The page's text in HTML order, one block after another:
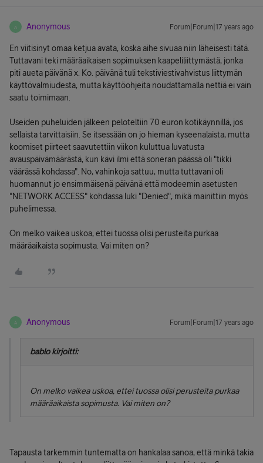
A Anonymous Forum|Forum|17 years ago
En viitisinyt omaa ketjua avata, koska aihe sivuaa niin läheisesti tätä.
Tuttavani teki määräaikaisen sopimuksen kaapeliliittymästä, jonka
piti aueta päivänä x. Ko. päivänä tuli tekstiviestivahvistus liittymän
käyttövalmiudesta, mutta käyttöohjeita noudattamalla nettiä ei vain
saatu toimimaan.
Useiden puheluiden jälkeen peloteltiin 70 euron kotikäynnillä, jos
sellaista tarvittaisiin. Se itsessään on jo hieman kyseenalaista, mutta
koomiset piirteet saavutettiin viikon kuluttua luvatusta
avauspäivämäärästä, kun kävi ilmi että soneran päässä oli "tikki
väärässä kohdassa". No, vahinkoja sattuu, mutta tuttavani oli
huomannut jo ensimmäisenä päivänä että modeemin asetusten
"NETWORK ACCESS" kohdassa luki "Denied", mikä mainittiin myös
puhelimessa.
On melko vaikea uskoa, ettei tuossa olisi perusteita purkaa
määräaikaista sopimusta. Vai miten on?
A Anonymous Forum|Forum|17 years ago
bablo kirjoitti:
On melko vaikea uskoa, ettei tuossa olisi perusteita purkaa
määräaikaista sopimusta. Vai miten on?
Tapausta tarkemmin tuntematta on hankalaa sanoa, että minkä takia